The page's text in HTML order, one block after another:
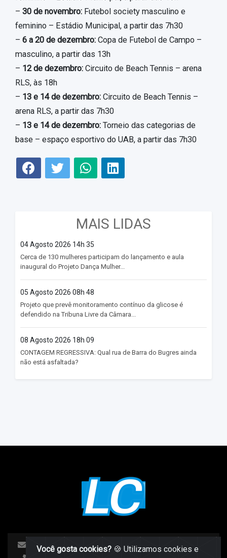
– 30 de novembro: Futebol society masculino e
feminino – Estádio Municipal, a partir das 7h30
– 6 a 20 de dezembro: Copa de Futebol de Campo –
masculino, a partir das 13h
– 12 de dezembro: Circuito de Beach Tennis – arena
RLS, às 18h
– 13 e 14 de dezembro: Circuito de Beach Tennis –
arena RLS, a partir das 7h30
– 13 e 14 de dezembro: Torneio das categorias de
base – espaço esportivo do UAB, a partir das 7h30
MAIS LIDAS
04 Agosto 2026 14h 35
Cerca de 130 mulheres participam do lançamento e aula
inaugural do Projeto Dança Mulher...
05 Agosto 2026 08h 48
Projeto que prevê monitoramento contínuo da glicose é
defendido na Tribuna Livre da Câmara...
08 Agosto 2026 18h 09
CONTAGEM REGRESSIVA: Qual rua de Barra do Bugres ainda
não está asfaltada?
sitelcnews@gmail.com
Você gosta cookies? 🍪 Utilizamos cookies e